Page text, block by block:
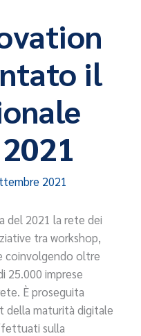
il
2021
del 2021 la rete dei
tra workshop,
coinvolgendo oltre
25.000 imprese
È proseguita
della maturità digitale
sulla